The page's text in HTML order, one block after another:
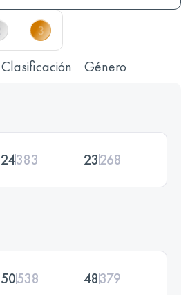
Clasificación Género
24383 23268
50538 48379